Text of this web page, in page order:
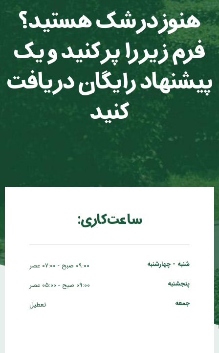
هنوز در شک هستید؟
فرم زیر را پر کنید و یک
پیشنهاد رایگان دریافت
کنید
ساعت کاری:
شنبه - چهارشنبه
۰۹:۰۰ صبح - ۰۷:۰۰ عصر
پنجشنبه
۰۹:۰۰ صبح - ۰۵:۰۰ عصر
جمعه
تعطیل